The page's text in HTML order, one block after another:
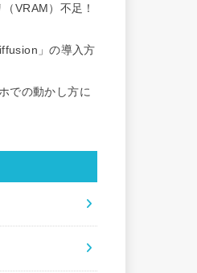
VRAM）不足！
」の導入方
での動かし方に